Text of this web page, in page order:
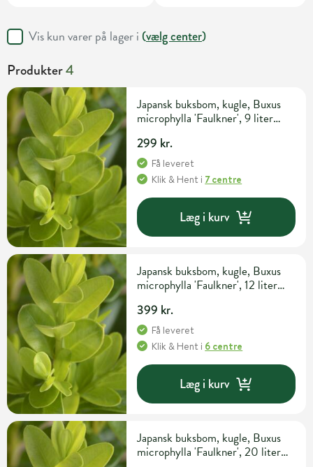
Vis kun varer på lager i (vælg center)
Produkter4
Japansk buksbom, kugle, Buxus
microphylla 'Faulkner', 9 liter
299 kr.
Få leveret
Klik & Hent i 7 centre
Læg i kurv
Japansk buksbom, kugle, Buxus
microphylla 'Faulkner', 12 liter
399 kr.
Få leveret
Klik & Hent i 6 centre
Læg i kurv
Japansk buksbom, kugle, Buxus
microphylla 'Faulkner', 20 liter